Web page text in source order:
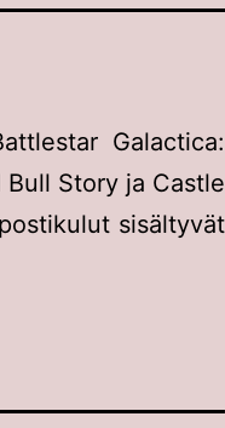
Galactica:
Story ja Castle
sisältyvät